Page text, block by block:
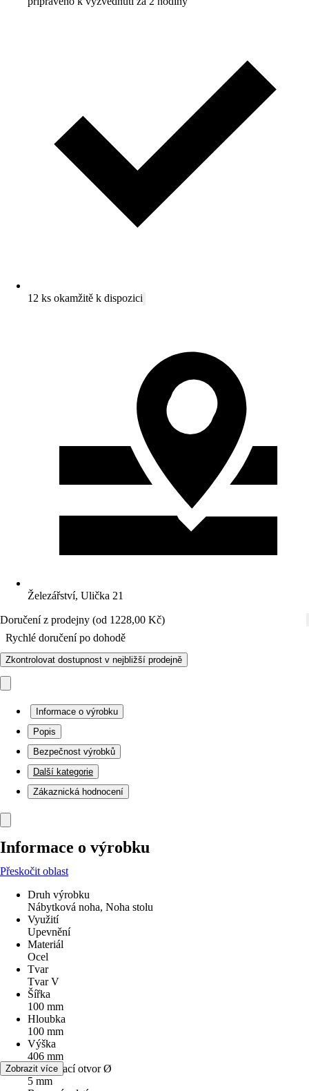
12 ks okamžitě k dispozici
Železářství, Ulička 21
Doručení z prodejny (od 1228,00 Kč)
Rychlé doručení po dohodě
Zkontrolovat dostupnost v nejbližší prodejně
Informace o výrobku
Popis
Bezpečnost výrobků
Další kategorie
Zákaznická hodnocení
Informace o výrobku
Přeskočit oblast
Druh výrobku
Nábytková noha, Noha stolu
Využití
Upevnění
Materiál
Ocel
Tvar
Tvar V
Šířka
100 mm
Hloubka
100 mm
Výška
406 mm
šroubovací otvor Ø
5 mm
Zobrazit více